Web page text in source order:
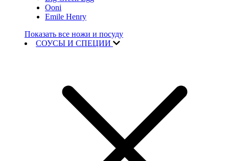
Ooni
Emile Henry
Показать все ножи и посуду
СОУСЫ И СПЕЦИИ